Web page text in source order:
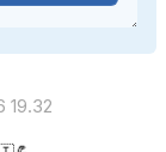
19.32